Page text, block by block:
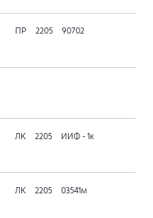
ПР 2205 90702
ЛК 2205 ИИФ - 1к
ЛК 2205 03541м